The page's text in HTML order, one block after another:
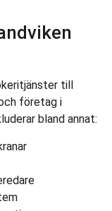
till
företag i
bland annat: